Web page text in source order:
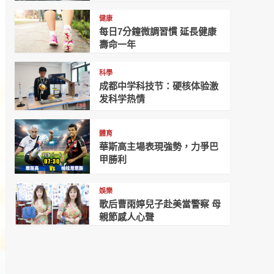
健康
每日7分鐘微調習慣 延長健康
壽命一年
科學
成都中学科技节：硬核体验激
发科学热情
體育
華斯高主場表現強勢，力爭巴
甲勝利
娛樂
歌后曹雨婷兒子赴美當警察 母
親節感人心聲